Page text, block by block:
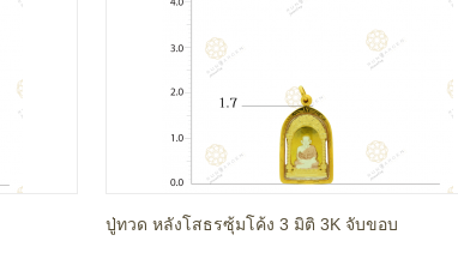
ปู่ทวด หลังโสธรซุ้มโค้ง 3 มิติ 3K จับขอบ